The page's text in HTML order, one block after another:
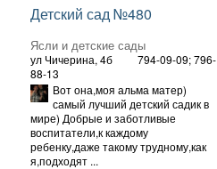
Детский сад №480
Ясли и детские сады
ул Чичерина, 4б
794-09-09; 796-
88-13
Вот она,моя альма матер)
самый лучший детский садик в
мире) Добрые и заботливые
воспитатели,к каждому
ребенку,даже такому трудному,как
я,подходят ...